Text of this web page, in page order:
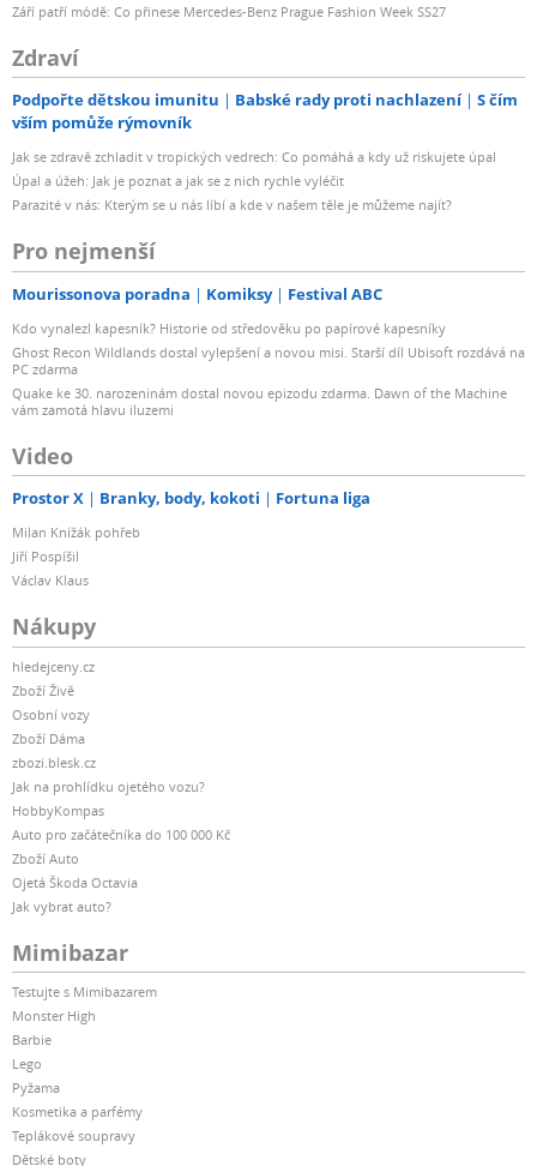
Září patří módě: Co přinese Mercedes-Benz Prague Fashion Week SS27
Zdraví
Podpořte dětskou imunitu Babské rady proti nachlazení
S čím
vším pomůže rýmovník
Jak se zdravě zchladit v tropických vedrech: Co pomáhá a kdy už riskujete úpal
Úpal a úžeh: Jak je poznat a jak se z nich rychle vyléčit
Parazité v nás: Kterým se u nás líbí a kde v našem těle je můžeme najít?
Pro nejmenší
Mourissonova poradna Komiksy Festival ABC
Kdo vynalezl kapesník? Historie od středověku po papírové kapesníky
Ghost Recon Wildlands dostal vylepšení a novou misi. Starší díl Ubisoft rozdává na
PC zdarma
Quake ke 30. narozeninám dostal novou epizodu zdarma. Dawn of the Machine
vám zamotá hlavu iluzemi
Video
Prostor X Branky, body, kokoti Fortuna liga
Milan Knížák pohřeb
Jiří Pospíšil
Václav Klaus
Nákupy
hledejceny.cz
Zboží Živě
Osobní vozy
Zboží Dáma
zbozi.blesk.cz
Jak na prohlídku ojetého vozu?
HobbyKompas
Auto pro začátečníka do 100 000 Kč
Zboží Auto
Ojetá Škoda Octavia
Jak vybrat auto?
Mimibazar
Testujte s Mimibazarem
Monster High
Barbie
Lego
Pyžama
Kosmetika a parfémy
Teplákové soupravy
Dětské boty